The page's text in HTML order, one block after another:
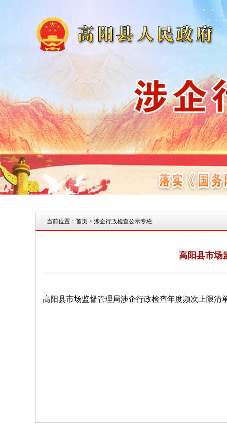
当前位置： 首页 > 涉企行政检查公示专栏
高阳县市场
高阳县市场监督管理局涉企行政检查年度频次上限清